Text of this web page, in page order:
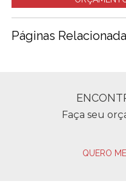
Páginas
Faça seu
QUERO